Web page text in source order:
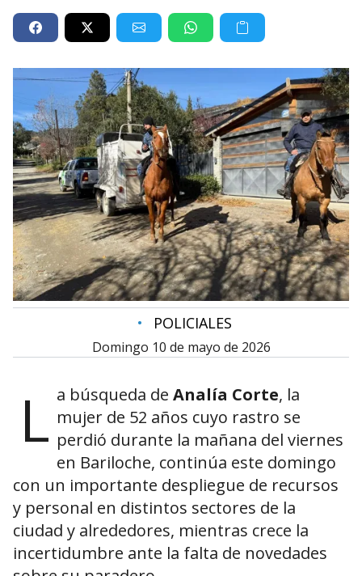
• POLICIALES
domingo 10 de mayo de 2026
L a búsqueda de Analía Corte, la
mujer de 52 años cuyo rastro se
perdió durante la mañana del viernes
en Bariloche, continúa este domingo
con un importante despliegue de recursos
y personal en distintos sectores de la
ciudad y alrededores, mientras crece la
incertidumbre ante la falta de novedades